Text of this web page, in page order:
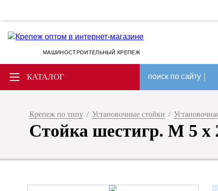
МАШИНОСТРОИТЕЛЬНЫЙ КРЕПЕЖ
КАТАЛОГ поиск по сайту
Крепеж по типу / Установочные стойки /
Стойка шестигр. M 5